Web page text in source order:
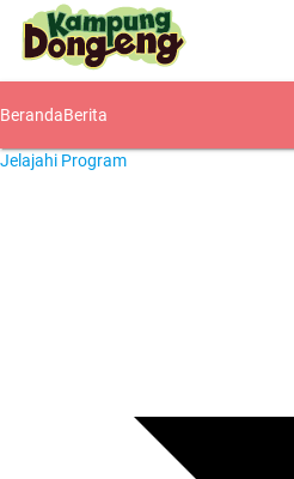
BerandaBerita
Jelajahi Program